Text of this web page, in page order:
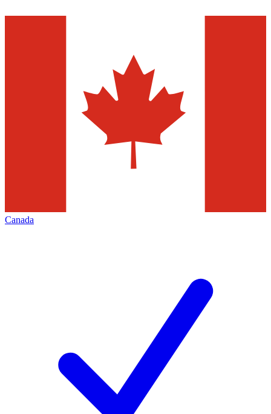
Canada